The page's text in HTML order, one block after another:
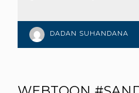
DADAN SUHANDANA